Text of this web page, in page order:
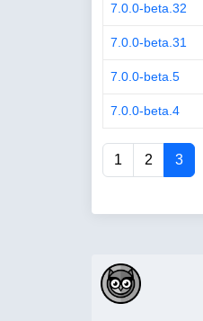
7.0.0-beta.32
7.0.0-beta.31
7.0.0-beta.5
7.0.0-beta.4
1 2 3